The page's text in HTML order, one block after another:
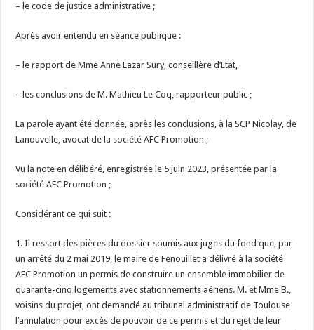
– le code de justice administrative ;
Après avoir entendu en séance publique :
– le rapport de Mme Anne Lazar Sury, conseillère d’Etat,
– les conclusions de M. Mathieu Le Coq, rapporteur public ;
La parole ayant été donnée, après les conclusions, à la SCP Nicolaÿ, de
Lanouvelle, avocat de la société AFC Promotion ;
Vu la note en délibéré, enregistrée le 5 juin 2023, présentée par la
société AFC Promotion ;
Considérant ce qui suit :
1. Il ressort des pièces du dossier soumis aux juges du fond que, par
un arrêté du 2 mai 2019, le maire de Fenouillet a délivré à la société
AFC Promotion un permis de construire un ensemble immobilier de
quarante-cinq logements avec stationnements aériens. M. et Mme B.,
voisins du projet, ont demandé au tribunal administratif de Toulouse
l’annulation pour excès de pouvoir de ce permis et du rejet de leur